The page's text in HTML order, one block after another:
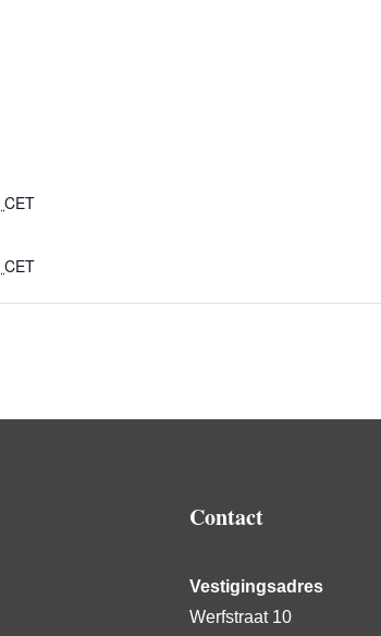
CET
CET
Contact
Vestigingsadres
Werfstraat 10